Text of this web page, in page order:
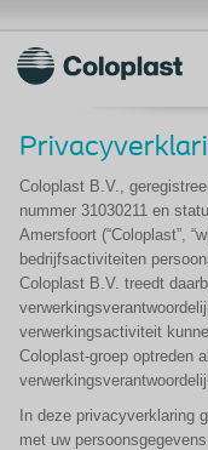
Coloplast B.V.,
nummer 31030211 en
Amersfoort (“Coloplast”,
bedrijfsactiviteiten
Coloplast B.V. treedt
verwerkingsactiviteit
Coloplast-groep optreden
In deze privacyverklaring
met uw